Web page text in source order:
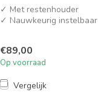
✓ Met restenhouder
✓ Nauwkeurig instelbaar
€89,00
Op voorraad
Vergelijk